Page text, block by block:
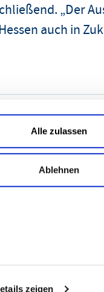
zeigen
Alle zulassen
Ablehnen
„Der
auch in